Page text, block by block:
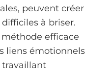
peuvent créer
à briser.
efficace
liens émotionnels
travaillant